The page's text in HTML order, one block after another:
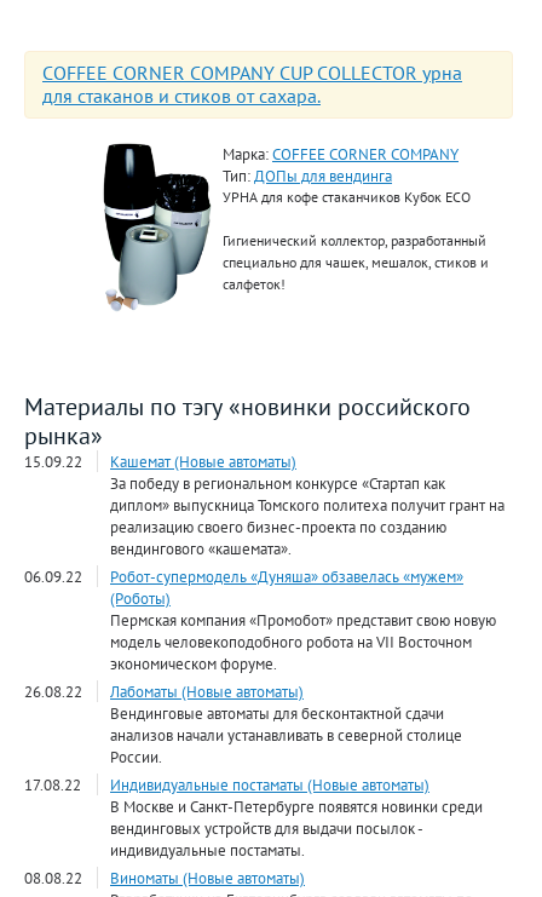
COFFEE CORNER COMPANY CUP COLLECTOR урна
для стаканов и стиков от сахара.
Марка:COFFEE CORNER COMPANY
Тип:ДОПы для вендинга
УРНА для кофе стаканчиков Кубок ECO
Гигиенический коллектор, разработанный
специально для чашек, мешалок, стиков и
салфеток!
Материалы по тэгу «новинки российского
рынка»
15.09.22
Кашемат (Новые автоматы)
За победу в региональном конкурсе «Стартап как
диплом» выпускница Томского политеха получит грант на
реализацию своего бизнес-проекта по созданию
вендингового «кашемата».
06.09.22
Робот-супермодель «Дуняша» обзавелась «мужем»
(Роботы)
Пермская компания «Промобот» представит свою новую
модель человекоподобного робота на VII Восточном
экономическом форуме.
26.08.22
Лабоматы (Новые автоматы)
Вендинговые автоматы для бесконтактной сдачи
анализов начали устанавливать в северной столице
России.
17.08.22
Индивидуальные постаматы (Новые автоматы)
В Москве и Санкт-Петербурге появятся новинки среди
вендинговых устройств для выдачи посылок -
индивидуальные постаматы.
08.08.22
Виноматы (Новые автоматы)